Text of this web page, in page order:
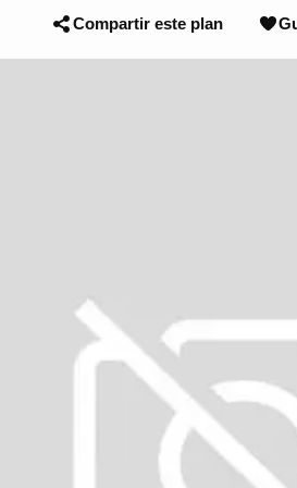
Compartir este plan